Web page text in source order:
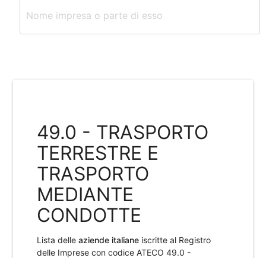
49.0 - TRASPORTO
TERRESTRE E
TRASPORTO
MEDIANTE
CONDOTTE
Lista delleaziende italiane iscritte al Registro
delle Imprese con codice ATECO49.0 -